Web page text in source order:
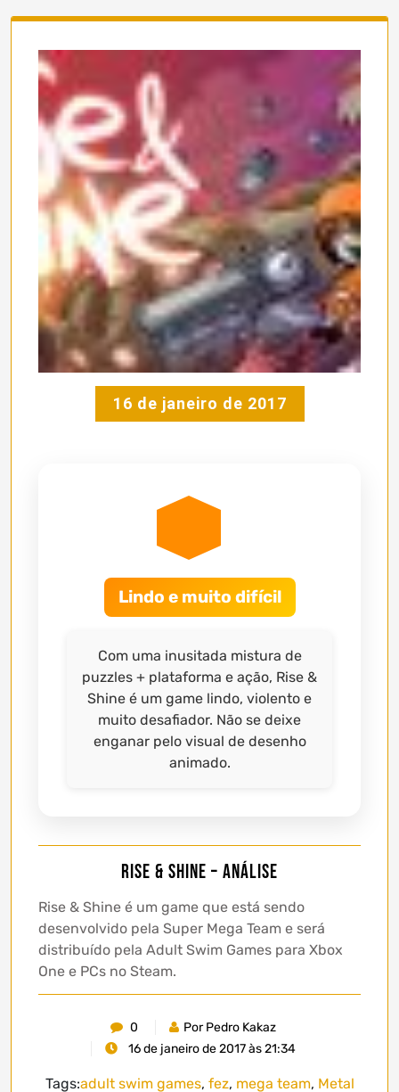
16 de janeiro de 2017
Lindo e muito difícil
Com uma inusitada mistura de
puzzles + plataforma e ação, Rise &
Shine é um game lindo, violento e
muito desafiador. Não se deixe
enganar pelo visual de desenho
animado.
Rise & Shine – Análise
Rise & Shine é um game que está sendo
desenvolvido pela Super Mega Team e será
distribuído pela Adult Swim Games para Xbox
One e PCs no Steam.
0
Por Pedro Kakaz
16 de janeiro de 2017 às 21:34
Tags:adult swim games, fez, mega team, Metal